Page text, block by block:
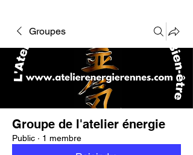
Groupes
Groupe de l'atelier énergie
Public · 1 membre